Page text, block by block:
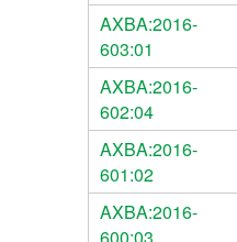
AXBA:2016-
603:01
AXBA:2016-
602:04
AXBA:2016-
601:02
AXBA:2016-
600:03